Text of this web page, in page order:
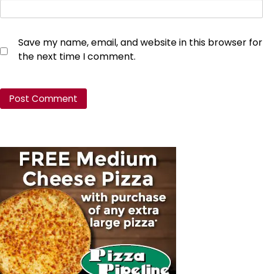
Save my name, email, and website in this browser for
the next time I comment.